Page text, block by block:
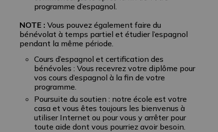
programme d’espagnol.
NOTE : Vous pouvez également faire du
bénévolat à temps partiel et étudier l’espagnol
pendant la même période.
Cours d’espagnol et certification des
bénévoles : Vous recevrez votre diplôme pour
vos cours d’espagnol à la fin de votre
programme.
Poursuite du soutien : notre école est votre
casa et vous êtes toujours les bienvenus à
utiliser Internet ou pour vous y arrêter pour
toute aide dont vous pourriez avoir besoin.